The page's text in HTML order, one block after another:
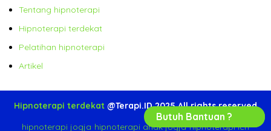
Tentang hipnoterapi
Hipnoterapi terdekat
Pelatihan hipnoterapi
Artikel
Hipnoterapi terdekat @Terapi.ID 2025 All rights reserved
hipnoterapi jogja-hipnoterapi anak jogja-hipnoterapi ich
Butuh Bantuan ?